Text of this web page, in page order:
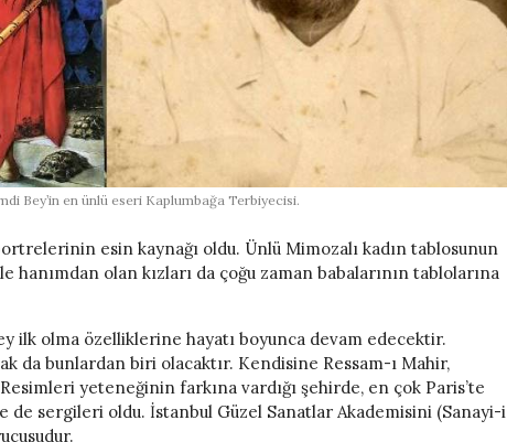
Bey’in en ünlü eseri Kaplumbağa Terbiyecisi.
esin kaynağı oldu. Ünlü Mimozalı kadın tablosunun
hanımdan olan kızları da çoğu zaman babalarının tablolarına
ilk olma özelliklerine hayatı boyunca devam edecektir.
da bunlardan biri olacaktır. Kendisine Ressam-ı Mahir,
yeteneğinin farkına vardığı şehirde, en çok Paris’te
sergileri oldu. İstanbul Güzel Sanatlar Akademisini (Sanayi-i